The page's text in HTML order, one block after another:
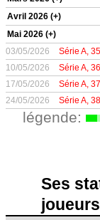
Avril 2026 (+)
Mai 2026 (+)
03/05/2026 Série A,
10/05/2026
Série A,
17/05/2026
Série A,
24/05/2026
Série A,
légende:
Ses